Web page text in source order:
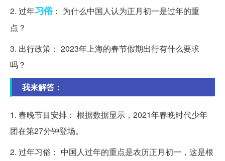
2. 过年习俗： 为什么中国人认为正月初一是过年的重
点？
3. 出行政策： 2023年上海的春节假期出行有什么要求
吗？
我来解答：
1. 春晚节目安排： 根据数据显示，2021年春晚时代少年
团在第27分钟登场。
2. 过年习俗： 中国人过年的重点是农历正月初一，这是根